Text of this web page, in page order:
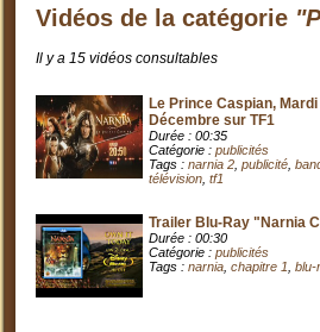
Vidéos de la catégorie
Il y a 15 vidéos consultables
Le Prince Caspian, Mardi
Décembre sur TF1
Durée : 00:35
Catégorie : publicités
Tags : narnia 2 publicité
télévision tf1
Trailer Blu-Ray "Narnia
Durée : 00:30
Catégorie : publicités
Tags : narnia chapitre 1 blu-